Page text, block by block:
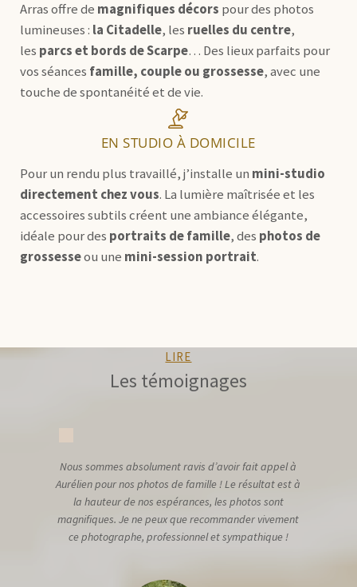
Arras offre de magnifiques décors pour des photos
lumineuses : la Citadelle, les ruelles du centre,
les parcs et bords de Scarpe… Des lieux parfaits pour
vos séances famille, couple ou grossesse, avec une
touche de spontanéité et de vie.
EN STUDIO À DOMICILE
Pour un rendu plus travaillé, j’installe un mini-studio
directement chez vous. La lumière maîtrisée et les
accessoires subtils créent une ambiance élégante,
idéale pour des portraits de famille, des photos de
grossesseou une mini-session portrait.
LIRE
Les témoignages
Nous sommes absolument ravis d’avoir fait appel à
Aurélien pour nos photos de famille ! Le résultat est à
la hauteur de nos espérances, les photos sont
magnifiques. Je ne peux que recommander vivement
ce photographe, professionnel et sympathique !